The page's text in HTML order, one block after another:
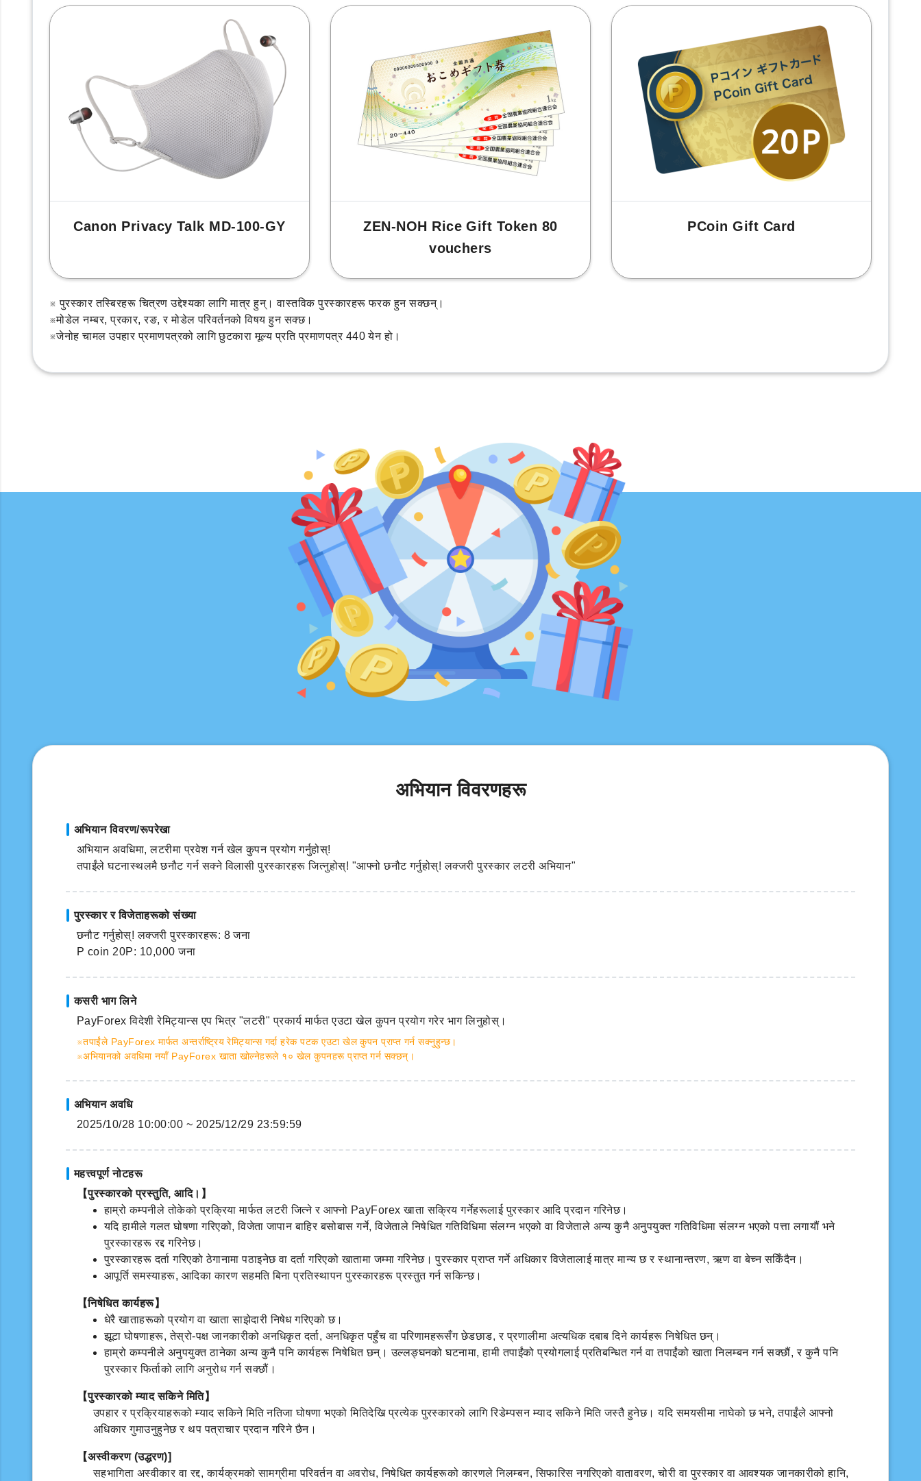
Canon Privacy Talk MD-100-GY
ZEN-NOH Rice Gift Token 80
vouchers
PCoin Gift Card
※ पुरस्कार तस्बिरहरू चित्रण उद्देश्यका लागि मात्र हुन्। वास्तविक पुरस्कारहरू फरक हुन सक्छन्।
※मोडेल नम्बर, प्रकार, रङ, र मोडेल परिवर्तनको विषय हुन सक्छ।
※जेनोह चामल उपहार प्रमाणपत्रको लागि छुटकारा मूल्य प्रति प्रमाणपत्र 440 येन हो।
अभियान विवरणहरू
अभियान विवरण/रूपरेखा
अभियान अवधिमा, लटरीमा प्रवेश गर्न खेल कुपन प्रयोग गर्नुहोस्!
तपाईंले घटनास्थलमै छनौट गर्न सक्ने विलासी पुरस्कारहरू जित्नुहोस्! "आफ्नो छनौट गर्नुहोस्! लक्जरी पुरस्कार लटरी अभियान"
पुरस्कार र विजेताहरूको संख्या
छनौट गर्नुहोस्! लक्जरी पुरस्कारहरू: 8 जना
P coin 20P: 10,000 जना
कसरी भाग लिने
PayForex विदेशी रेमिट्यान्स एप भित्र "लटरी" प्रकार्य मार्फत एउटा खेल कुपन प्रयोग गरेर भाग लिनुहोस्।
※तपाईंले PayForex मार्फत अन्तर्राष्ट्रिय रेमिट्यान्स गर्दा हरेक पटक एउटा खेल कुपन प्राप्त गर्न सक्नुहुन्छ।
※अभियानको अवधिमा नयाँ PayForex खाता खोल्नेहरूले १० खेल कुपनहरू प्राप्त गर्न सक्छन्।
अभियान अवधि
2025/10/28 10:00:00 ~ 2025/12/29 23:59:59
महत्त्वपूर्ण नोटहरू
【पुरस्कारको प्रस्तुति, आदि।】
हाम्रो कम्पनीले तोकेको प्रक्रिया मार्फत लटरी जित्ने र आफ्नो PayForex खाता सक्रिय गर्नेहरूलाई पुरस्कार आदि प्रदान गरिनेछ।
यदि हामीले गलत घोषणा गरिएको, विजेता जापान बाहिर बसोबास गर्ने, विजेताले निषेधित गतिविधिमा संलग्न भएको वा विजेताले अन्य कुनै अनुपयुक्त गतिविधिमा संलग्न भएको पत्ता लगायौं भने
पुरस्कारहरू रद्द गरिनेछ।
पुरस्कारहरू दर्ता गरिएको ठेगानामा पठाइनेछ वा दर्ता गरिएको खातामा जम्मा गरिनेछ। पुरस्कार प्राप्त गर्ने अधिकार विजेतालाई मात्र मान्य छ र स्थानान्तरण, ऋण वा बेच्न सकिँदैन।
आपूर्ति समस्याहरू, आदिका कारण सहमति बिना प्रतिस्थापन पुरस्कारहरू प्रस्तुत गर्न सकिन्छ।
【निषेधित कार्यहरू】
धेरै खाताहरूको प्रयोग वा खाता साझेदारी निषेध गरिएको छ।
झूटा घोषणाहरू, तेस्रो-पक्ष जानकारीको अनधिकृत दर्ता, अनधिकृत पहुँच वा परिणामहरूसँग छेडछाड, र प्रणालीमा अत्यधिक दबाब दिने कार्यहरू निषेधित छन्।
हाम्रो कम्पनीले अनुपयुक्त ठानेका अन्य कुनै पनि कार्यहरू निषेधित छन्। उल्लङ्घनको घटनामा, हामी तपाईंको प्रयोगलाई प्रतिबन्धित गर्न वा तपाईंको खाता निलम्बन गर्न सक्छौं, र कुनै पनि
पुरस्कार फिर्ताको लागि अनुरोध गर्न सक्छौं।
【पुरस्कारको म्याद सकिने मिति】
उपहार र प्रक्रियाहरूको म्याद सकिने मिति नतिजा घोषणा भएको मितिदेखि प्रत्येक पुरस्कारको लागि रिडेम्पसन म्याद सकिने मिति जस्तै हुनेछ। यदि समयसीमा नाघेको छ भने, तपाईंले आफ्नो
अधिकार गुमाउनुहुनेछ र थप पत्राचार प्रदान गरिने छैन।
【अस्वीकरण (उद्धरण)]
सहभागिता अस्वीकार वा रद्द, कार्यक्रमको सामग्रीमा परिवर्तन वा अवरोध, निषेधित कार्यहरूको कारणले निलम्बन, सिफारिस नगरिएको वातावरण, चोरी वा पुरस्कार वा आवश्यक जानकारीको हानि,